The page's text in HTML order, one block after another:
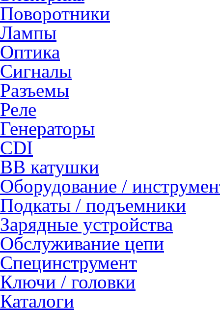
Поворотники
Лампы
Оптика
Сигналы
Разъемы
Реле
Генераторы
CDI
ВВ катушки
Оборудование /
Подкаты / подъемники
Зарядные устройства
Обслуживание цепи
Специнструмент
Ключи / головки
Каталоги